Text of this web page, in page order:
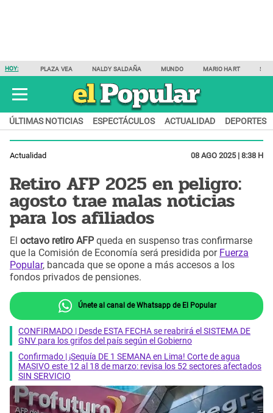
HOY: PLAZA VEA NALDY SALDAÑA MUNDO MARIO HART
ÚLTIMAS NOTICIAS ESPECTÁCULOS ACTUALIDAD DEPORTES
Actualidad 08 AGO 2025 | 8:38 H
Retiro AFP 2025 en peligro:
agosto trae malas noticias
para los afiliados
El octavo retiro AFPqueda en suspenso tras confirmarse
que la Comisión de Economía será presidida por Fuerza
Popular, bancada que se opone a más accesos a los
fondos privados de pensiones.
Únete al canal de Whatsapp de El Popular
CONFIRMADO | Desde ESTA FECHA se reabrirá el SISTEMA DE
GNV para los grifos del país según el Gobierno
Confirmado | ¡Sequía DE 1 SEMANA en Lima! Corte de agua
MASIVO este 12 al 18 de marzo: revisa los 52 sectores afectados
SIN SERVICIO